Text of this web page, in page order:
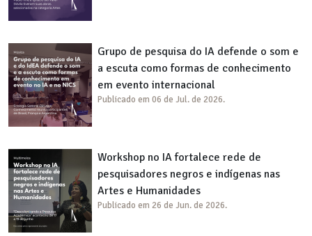
Grupo de pesquisa do IA defende o som e
a escuta como formas de conhecimento
em evento internacional
Publicado em 06 de Jul. de 2026.
Workshop no IA fortalece rede de
pesquisadores negros e indígenas nas
Artes e Humanidades
Publicado em 26 de Jun. de 2026.